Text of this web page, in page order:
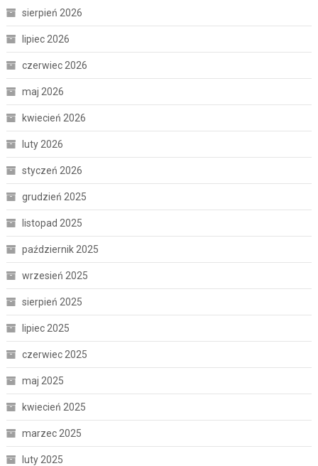
sierpień 2026
lipiec 2026
czerwiec 2026
maj 2026
kwiecień 2026
luty 2026
styczeń 2026
grudzień 2025
listopad 2025
październik 2025
wrzesień 2025
sierpień 2025
lipiec 2025
czerwiec 2025
maj 2025
kwiecień 2025
marzec 2025
luty 2025